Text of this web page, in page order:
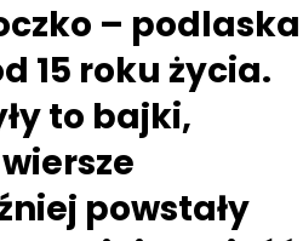
– podlaska
15 roku życia.
to bajki,
powstały